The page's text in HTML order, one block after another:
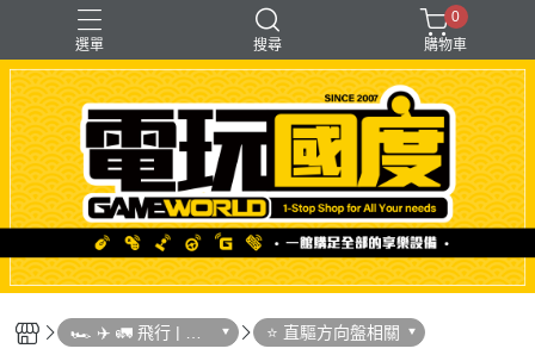
選單 搜尋
「遊戲」多人同樂 【PS＋PC用】賽模
〖直驅式〗基座
F1形式
支架【可收折】
0
購物車
🏎 ✈️ 🚛 飛行 | 賽
車模擬器
⭐ 直驅方向盤相關